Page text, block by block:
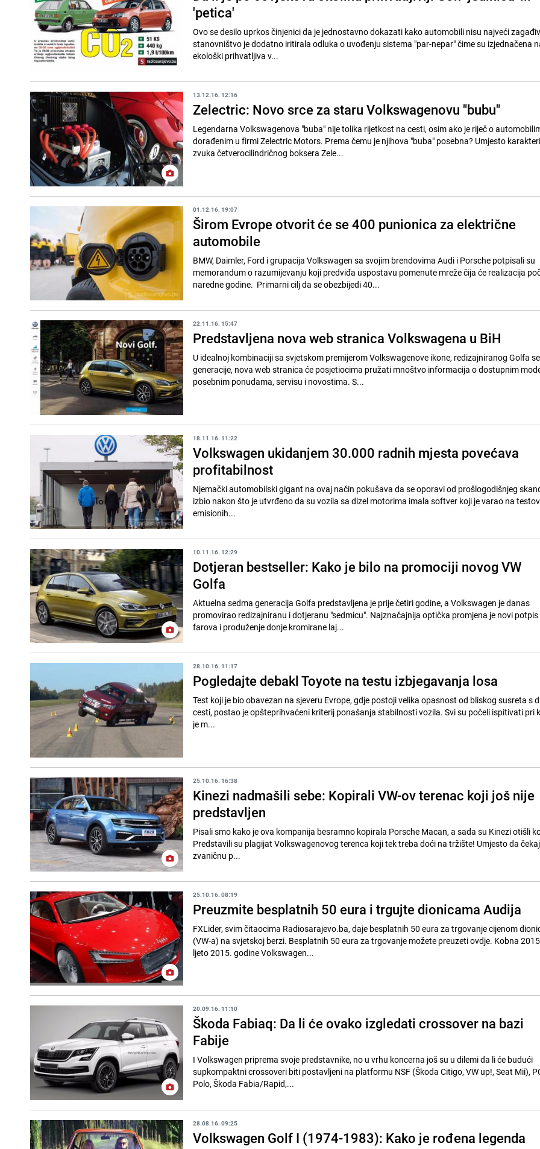
'petica'
Ovo se desilo uprkos činjenici da je jednostavno dokazati kako automobili nisu najveći
stanovništvo je dodatno iritirala odluka o uvođenju sistema "par-nepar" čime su izjednačena
ekološki prihvatljiva v...
13.12.16. 12:16
Zelectric: Novo srce za staru Volkswagenovu "bubu"
Legendarna Volkswagenova "buba" nije tolika rijetkost na cesti, osim ako je riječ o
dorađenim u firmi Zelectric Motors. Prema čemu je njihova "buba" posebna? Umjesto
zvuka četverocilindričnog boksera Zele...
01.12.16. 19:07
Širom Evrope otvorit će se 400 punionica za električne
automobile
BMW, Daimler, Ford i grupacija Volkswagen sa svojim brendovima Audi i Porsche potpisali su
memorandum o razumijevanju koji predviđa uspostavu pomenute mreže čija će realizacija
naredne godine. Primarni cilj da se obezbijedi 40...
22.11.16. 15:47
Predstavljena nova web stranica Volkswagena u BiH
U idealnoj kombinaciji sa svjetskom premijerom Volkswagenove ikone, redizajniranog Golfa
generacije, nova web stranica će posjetiocima pružati mnoštvo informacija o dostupnim
posebnim ponudama, servisu i novostima. S...
18.11.16. 11:22
Volkswagen ukidanjem 30.000 radnih mjesta povećava
profitabilnost
Njemački automobilski gigant na ovaj način pokušava da se oporavi od prošlogodišnjeg
izbio nakon što je utvrđeno da su vozila sa dizel motorima imala softver koji je varao na
emisionih...
10.11.16. 12:29
Dotjeran bestseller: Kako je bilo na promociji novog VW
Golfa
Aktuelna sedma generacija Golfa predstavljena je prije četiri godine, a Volkswagen je danas
promovirao redizajniranu i dotjeranu "sedmicu". Najznačajnija optička promjena je novi potpis
farova i produženje donje kromirane laj...
28.10.16. 11:17
Pogledajte debakl Toyote na testu izbjegavanja losa
Test koji je bio obavezan na sjeveru Evrope, gdje postoji velika opasnost od bliskog susreta s
cesti, postao je opšteprihvaćeni kriterij ponašanja stabilnosti vozila. Svi su počeli ispitivati pri
je m...
25.10.16. 16:38
Kinezi nadmašili sebe: Kopirali VW-ov terenac koji još nije
predstavljen
Pisali smo kako je ova kompanija besramno kopirala Porsche Macan, a sada su Kinezi otišli
Predstavili su plagijat Volkswagenovog terenca koji tek treba doći na tržište! Umjesto da
zvaničnu p...
25.10.16. 08:19
Preuzmite besplatnih 50 eura i trgujte dionicama Audija
FXLider, svim čitaocima Radiosarajevo.ba, daje besplatnih 50 eura za trgovanje cijenom
(VW-a) na svjetskoj berzi. Besplatnih 50 eura za trgovanje možete preuzeti ovdje. Kobna 2015.
ljeto 2015. godine Volkswagen...
20.09.16. 11:10
Škoda Fabiaq: Da li će ovako izgledati crossover na bazi
Fabije
I Volkswagen priprema svoje predstavnike, no u vrhu koncerna još su u dilemi da li će budući
supkompaktni crossoveri biti postavljeni na platformu NSF (Škoda Citigo, VW up!, Seat Mii),
Polo, Škoda Fabia/Rapid,...
28.08.16. 09:25
Volkswagen Golf I (1974-1983): Kako je rođena legenda